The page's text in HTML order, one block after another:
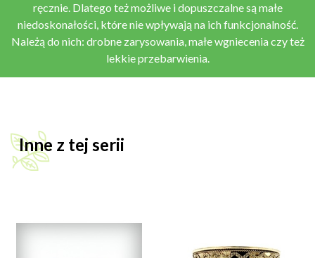
ręcznie. Dlatego też możliwe i dopuszczalne są małe
niedoskonałości, które nie wpływają na ich funkcjonalność.
Należą do nich: drobne zarysowania, małe wgniecenia czy też
lekkie przebarwienia.
Inne z tej serii